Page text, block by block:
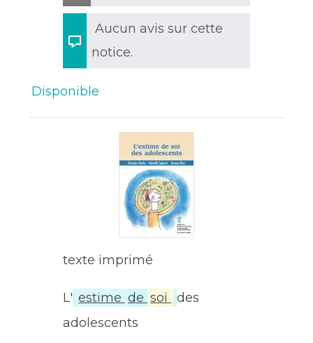
Aucun avis sur cette
notice.
Disponible
texte imprimé
L' estime de soi
des
adolescents